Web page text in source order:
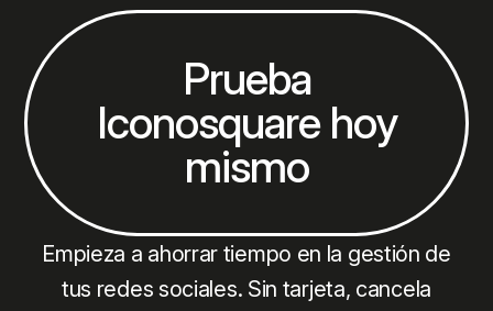
Prueba
Iconosquare hoy
mismo
Empieza a ahorrar tiempo en la gestión de
tus redes sociales. Sin tarjeta, cancela